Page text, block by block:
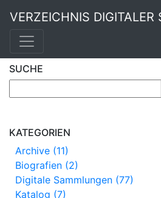
VERZEICHNIS
SUCHE
KATEGORIEN
Archive (11)
Biografien (2)
Digitale Sammlungen (77)
Katalog (7)